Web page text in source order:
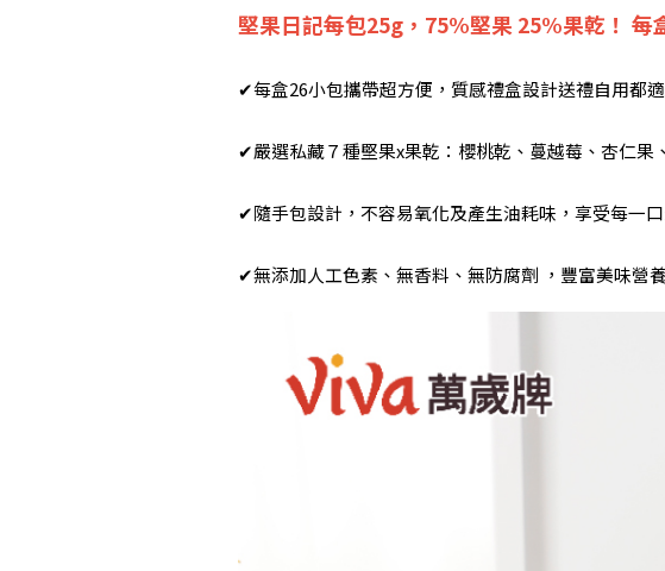
堅果日記每包25g，75%堅果 25%果乾！ 每
✔每盒26小包攜帶超方便，質感禮盒設計送禮自用都
✔嚴選私藏７種堅果x果乾：櫻桃乾、蔓越莓、杏仁果
✔隨手包設計，不容易氧化及產生油耗味，享受每一口
✔無添加人工色素、無香料、無防腐劑 ，豐富美味營